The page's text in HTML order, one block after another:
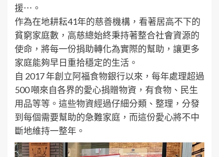
援⋯。
作為在地耕耘41年的慈善機構，看著居高不下的
貧窮家庭數，高慈總始終秉持著整合社會資源的
使命，將每一份捐助轉化為實際的幫助，讓更多
家庭能夠早日重拾穩定的生活。
自 2017 年創立阿福食物銀行以來，每年處理超過
500 噸來自各界的愛心捐贈物資，有食物、民生
用品等等。這些物資經過仔細分類、整理，分發
到每個需要幫助的急難家庭，而這份愛心將不中
斷地維持一整年。